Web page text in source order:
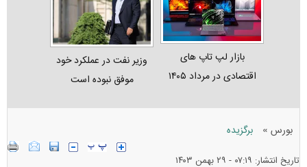
بازار لپ‌ تاپ‌ های
اقتصادی در مرداد ۱۴۰۵
وزیر نفت در عملکرد خود
موفق نبوده است
بورس » برگزیده
تاریخ انتشار: ۰۷:۱۹ - ۲۹ بهمن ۱۴۰۳